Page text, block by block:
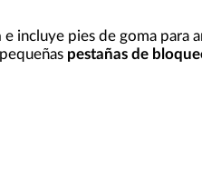
e incluye pies de goma para
pestañas de